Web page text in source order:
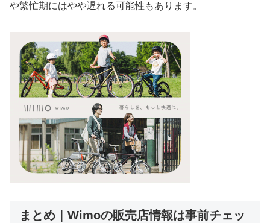
や繁忙期にはやや遅れる可能性もあります。
まとめ｜Wimoの販売店情報は事前チェッ